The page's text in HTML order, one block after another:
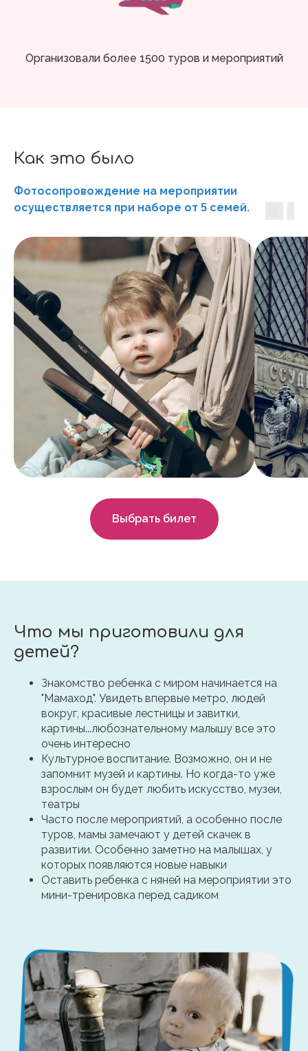
Организовали более 1500 туров и мероприятий
Как это было
Фотосопровождение на мероприятии
осуществляется при наборе от 5 семей.
Выбрать билет
Что мы приготовили для
детей?
Знакомство ребенка с миром начинается на
"Мамаход". Увидеть впервые метро, людей
вокруг, красивые лестницы и завитки,
картины...любознательному малышу все это
очень интересно
Культурное воспитание. Возможно, он и не
запомнит музей и картины. Но когда-то уже
взрослым он будет любить искусство, музеи,
театры
Часто после мероприятий, а особенно после
туров, мамы замечают у детей скачек в
развитии. Особенно заметно на малышах, у
которых появляются новые навыки
Оставить ребенка с няней на мероприятии это
мини-тренировка перед садиком